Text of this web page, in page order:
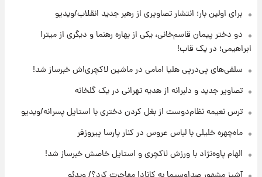
۲۰ ساعت پیش
هشدار درباره کمبود یک ماده معدنی؛ خطر
آلزایمر و زوال عقل افزایش می‌یابد؟
۲۰ ساعت پیش
انتقاد تند پیمان طالبی از مسئولان استقلال در
پی رفتن رامین رضاییان+ عکس
۲۱ ساعت پیش
برای اولین بار؛ انتشار تصاویری از رهبر جدید انقلاب/ویدیو
دو دختر پیمان قاسم‌خانی، یکی از بهاره رهنما و دیگری از میترا
ابراهیمی؛ در یک قاب!
سلفی‌های پی‌درپی هلیا امامی در ماشین لاکچری‌اش خبرساز شد!
تصاویر جدید و دلبرانه از هدیه تهرانی در یک گلخانه
ترس نعیمه نظام‌دوست از بغل کردن دختری با استایل پسرانه/ویدیو
ماه‌چهره خلیلی با لباس عروس در کنار پارسا پیروزفر
الهام پاوه‌نژاد با ورزش لاکچری و استایل خاصش خبرساز شد!